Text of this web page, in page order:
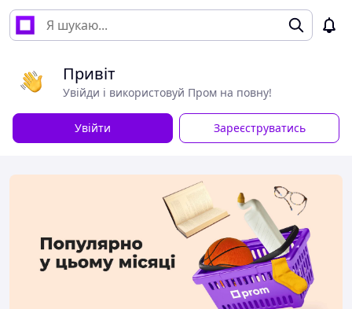
Привіт
Увійди і використовуй Пром на повну!
Увійти Зареєструватись